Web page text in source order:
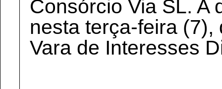
Consórcio Via SL. A
nesta terça-feira
Vara de Interesses